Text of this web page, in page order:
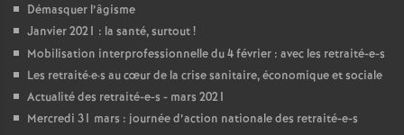
Démasquer l’âgisme
Janvier 2021 : la santé, surtout!
Mobilisation interprofessionnelle du 4 février : avec les retraité-e-s
Les retraité·e·s au cœur de la crise sanitaire, économique et sociale
Actualité des retraité-e-s - mars 2021
Mercredi 31 mars : journée d’action nationale des retraité-e-s